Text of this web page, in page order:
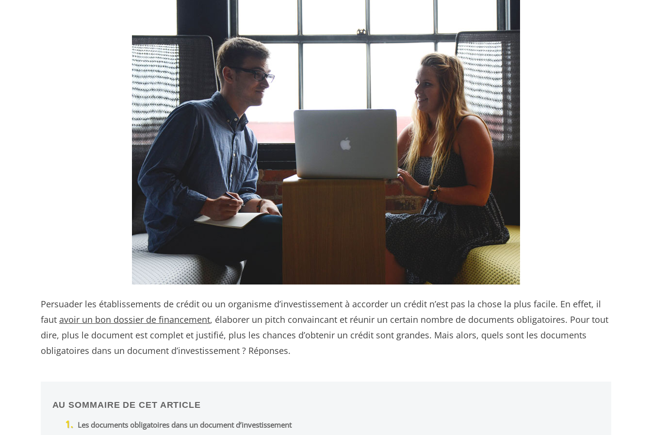
Persuader les établissements de crédit ou un organisme d’investissement à accorder un crédit n’est pas la chose la plus facile. En effet, il
faut avoir un bon dossier de financement, élaborer un pitch convaincant et réunir un certain nombre de documents obligatoires. Pour tout
dire, plus le document est complet et justifié, plus les chances d’obtenir un crédit sont grandes. Mais alors, quels sont les documents
obligatoires dans un document d’investissement ? Réponses.
AU SOMMAIRE DE CET ARTICLE
Les documents obligatoires dans un document d’investissement